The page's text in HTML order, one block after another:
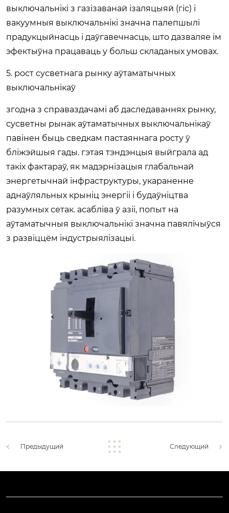
выключальнікі з газізаванай ізаляцыяй (гіс) і
вакуумныя выключальнікі значна палепшылі
прадукцыйнасць і даўгавечнасць, што дазваляе ім
эфектыўна працаваць у больш складаных умовах.
5. рост сусветнага рынку аўтаматычных
выключальнікаў
згодна з справаздачамі аб даследаваннях рынку,
сусветны рынак аўтаматычных выключальнікаў
павінен быць сведкам пастаяннага росту ў
бліжэйшыя гады. гэтая тэндэнцыя выйграла ад
такіх фактараў, як мадэрнізацыя глабальнай
энергетычнай інфраструктуры, укараненне
аднаўляльных крыніц энергіі і будаўніцтва
разумных сетак. асабліва ў азіі, попыт на
аўтаматычныя выключальнікі значна павялічыўся
з развіццём індустрыялізацыі.
Предыдущий Следующий